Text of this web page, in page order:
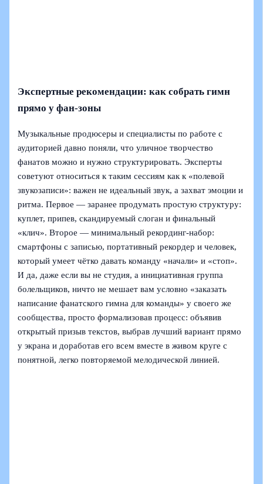
Экспертные рекомендации: как собрать гимн
прямо у фан-зоны
Музыкальные продюсеры и специалисты по работе с
аудиторией давно поняли, что уличное творчество
фанатов можно и нужно структурировать. Эксперты
советуют относиться к таким сессиям как к «полевой
звукозаписи»: важен не идеальный звук, а захват эмоции и
ритма. Первое — заранее продумать простую структуру:
куплет, припев, скандируемый слоган и финальный
«клич». Второе — минимальный рекординг-набор:
смартфоны с записью, портативный рекордер и человек,
который умеет чётко давать команду «начали» и «стоп».
И да, даже если вы не студия, а инициативная группа
болельщиков, ничто не мешает вам условно «заказать
написание фанатского гимна для команды» у своего же
сообщества, просто формализовав процесс: объявив
открытый призыв текстов, выбрав лучший вариант прямо
у экрана и доработав его всем вместе в живом круге с
понятной, легко повторяемой мелодической линией.